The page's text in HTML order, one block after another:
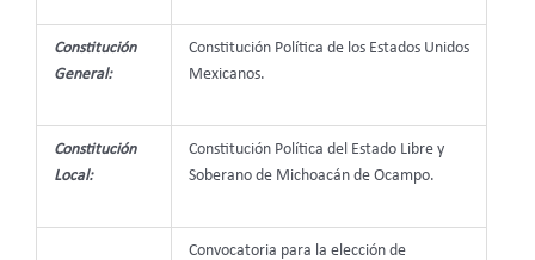
Constitución
General:
Constitución Política de los Estados Unidos
Mexicanos.
Constitución
Local:
Constitución Política del Estado Libre y
Soberano de Michoacán de Ocampo.
Convocatoria para la elección de